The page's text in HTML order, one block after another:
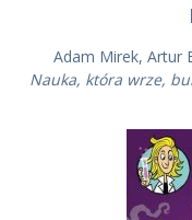
Adam Mirek, Artur
Nauka, która wrze,